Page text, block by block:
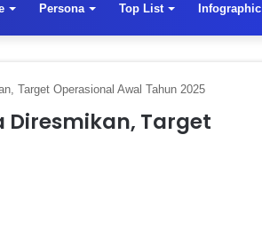
Persona Top List Infographic
Target Operasional Awal Tahun 2025
Diresmikan, Target